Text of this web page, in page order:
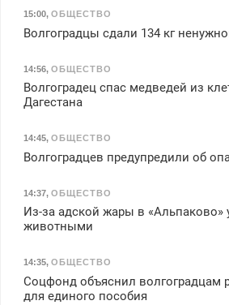
15:00, ОБЩЕСТВО
Волгоградцы сдали 134 кг
14:56, ОБЩЕСТВО
Волгоградец спас медведей из
Дагестана
14:45, ОБЩЕСТВО
Волгоградцев предупредили об
14:37, ОБЩЕСТВО
Из-за адской жары в «Альпаково»
животными
14:35, ОБЩЕСТВО
Соцфонд объяснил волгоградцам
для единого пособия